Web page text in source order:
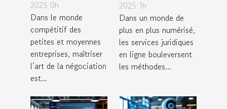
négociation
influencent-
elles le
succès des
PME ?
2025 0h
Dans le monde
compétitif des
petites et moyennes
entreprises, maîtriser
l’art de la négociation
est...
ligne
modernisent-
ils l'accès à la
justice ?
2025 1h
Dans un monde de
plus en plus numérisé,
les services juridiques
en ligne bouleversent
les méthodes...